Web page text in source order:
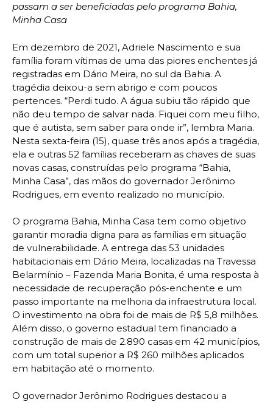
passam a ser beneficiadas pelo programa Bahia,
Minha Casa
Em dezembro de 2021, Adriele Nascimento e sua
família foram vítimas de uma das piores enchentes já
registradas em Dário Meira, no sul da Bahia. A
tragédia deixou-a sem abrigo e com poucos
pertences. “Perdi tudo. A água subiu tão rápido que
não deu tempo de salvar nada. Fiquei com meu filho,
que é autista, sem saber para onde ir”, lembra Maria.
Nesta sexta-feira (15), quase três anos após a tragédia,
ela e outras 52 famílias receberam as chaves de suas
novas casas, construídas pelo programa “Bahia,
Minha Casa”, das mãos do governador Jerônimo
Rodrigues, em evento realizado no município.
O programa Bahia, Minha Casa tem como objetivo
garantir moradia digna para as famílias em situação
de vulnerabilidade. A entrega das 53 unidades
habitacionais em Dário Meira, localizadas na Travessa
Belarmínio – Fazenda Maria Bonita, é uma resposta à
necessidade de recuperação pós-enchente e um
passo importante na melhoria da infraestrutura local.
O investimento na obra foi de mais de R$ 5,8 milhões.
Além disso, o governo estadual tem financiado a
construção de mais de 2.890 casas em 42 municípios,
com um total superior a R$ 260 milhões aplicados
em habitação até o momento.
O governador Jerônimo Rodrigues destacou a